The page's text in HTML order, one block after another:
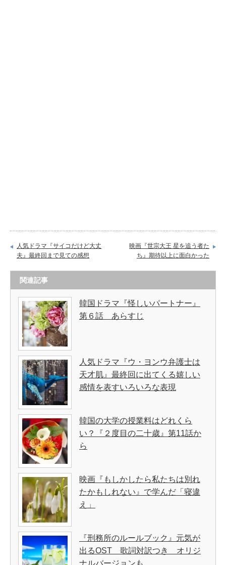
人気ドラマ『サイコだけど大丈
夫』最終回まで見ての感想
映画『世宗大王 星を追う者た
ち』期待以上に面白かった
関連記事
韓国ドラマ『怪しいパートナー』
第６話 あらすじ
人気ドラマ『ウ・ヨンウ弁護士は
天才肌』最終回に出てくる嬉しい
感情を表すいろいろな表現
韓国の大学の授業料はどれくら
い？『２度目の二十歳』第11話か
ら
映画『もしかしたら私たちは別れ
たかもしれない』で学んだ「寝違
え」
『刑務所のルールブック』元気が
出るOST 歌詞対訳つき オリジ